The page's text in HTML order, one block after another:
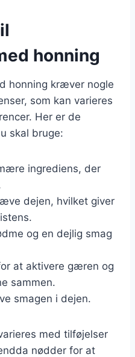
honning
honning kræver nogle
som kan varieres
Her er de
skal bruge:
ingrediens, der
dejen, hvilket giver
og en dejlig smag
at aktivere gæren og
sammen.
smagen i dejen.
med tilføjelser
nødder for at